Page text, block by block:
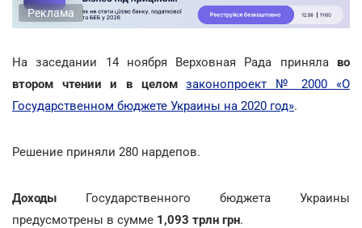
Реклама
На заседании 14 ноября Верховная Рада приняла во
втором чтении и в целом законопроект № 2000 «О
Государственном бюджете Украины на 2020 год».
Решение приняли 280 нардепов.
Доходы Государственного бюджета Украины
предусмотрены в сумме 1,093 трлн грн.